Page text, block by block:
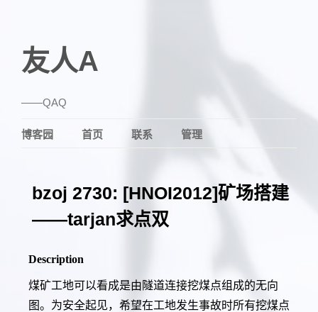
友人A
——QAQ
博客园 首页 联系 管理
bzoj 2730: [HNOI2012]矿场搭建
——tarjan求点双
Description
煤矿工地可以看成是由隧道连接挖煤点组成的无向
图。为安全起见，希望在工地发生事故时所有挖煤点